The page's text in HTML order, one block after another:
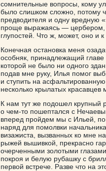
сомнительные вопросы, кому
было слишком сложно, потому
предводителя и одну вредную
проще выражаясь — цербером,
глупостей. Что ж, может, оно и
Конечная остановка меня
особняк, принадлежащий
которой не было ни одного
подав мне руку, Илья помог
и ступить на
несколько крылатых
К нам тут же подошел крупный
о чем-то пошептался с
вперед пройдем мы с Ильей,
наряд для помолвки
визажиста, вызванных ко мне
рыжей вышивкой, прекрасно
очерченными золотыми
покроя и белую рубашку с
первой встрече. Разве что на